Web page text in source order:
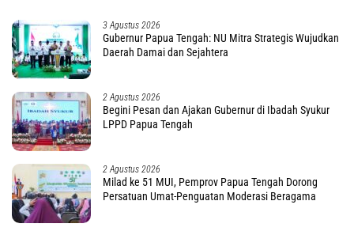
3 Agustus 2026
Gubernur Papua Tengah: NU Mitra Strategis Wujudkan
Daerah Damai dan Sejahtera
2 Agustus 2026
Begini Pesan dan Ajakan Gubernur di Ibadah Syukur
LPPD Papua Tengah
2 Agustus 2026
Milad ke 51 MUI, Pemprov Papua Tengah Dorong
Persatuan Umat-Penguatan Moderasi Beragama